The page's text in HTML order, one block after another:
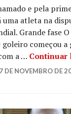
e pela
atleta na
Grande fase
goleiro começou a
a … Continuar
7 DE NOVEMBRO DE